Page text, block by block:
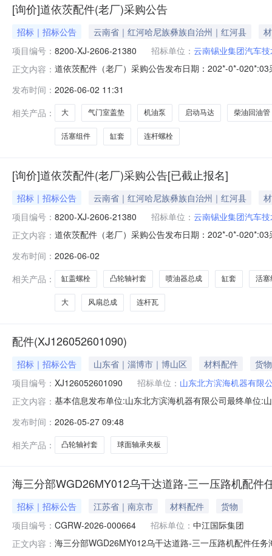
[询价]道依茨配件(老厂)采购公告
招标｜招标公告 云南省｜红河哈尼族彝族自治州｜红河县
项目编号： 8200-XJ-2606-21380 招标单位： 云南锡业集团汽车
正文内容： 道依茨配件（老厂）采购公告发布日期：202*-0*-
2*0*-213*0项目标名：道依茨配件（老厂）交货地点和
发布时间： 2026-06-02 11:31
相关产品：
大 气门室盖垫 机油泵 启动马达 柴油回油管
活塞组件 缸套 连杆螺栓
[询价]道依茨配件(老厂)采购公告[已截止报名]
招标｜招标公告 云南省｜红河哈尼族彝族自治州｜红河县
项目编号： 8200-XJ-2606-21380 招标单位： 云南锡业集团汽车
正文内容： 道依茨配件（老厂）采购公告发布日期：202*-0*-
子投标。一、项目内容项目标号：*200-XJ-2*0*-213*0
发布时间： 2026-06-02
相关产品：
缸盖螺栓 凸轮轴衬套 喷油器总成 缸套 活塞
大 风扇总成 连杆瓦
配件(XJ126052601090)
招标｜招标公告 山东省｜淄博市｜博山区 材料配件
货物
项目编号： XJ126052601090 招标单位： 山东北方滨海机器有限
正文内容： 基本信息发布单位:山东北方滨海机器有限公司最终单位:
10.30；厂里；可报价时间开始时间2026-05-2618:36:00
发布时间： 2026-05-27 09:48
相关产品：
凸轮轴衬套 球面轴承夹板
海三分部WGD26MY012乌干达道路-三一压路机配件
招标｜招标公告 江苏省｜南京市 材料配件
货物
项目编号： CGRW-2026-000664 招标单位： 中江国际集团
正文内容： 海三分部WGD26MY012乌干达道路-三一压路机配件任